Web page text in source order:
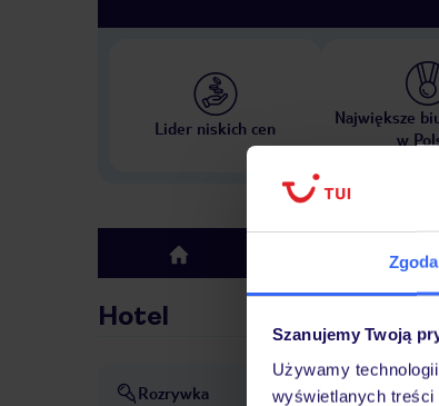
Zgoda
Szanujemy Twoją
Używamy
wyświetlanych
Lider niskich cen
Największe
w
top
Hotel
Rozrywka Rozrywka: